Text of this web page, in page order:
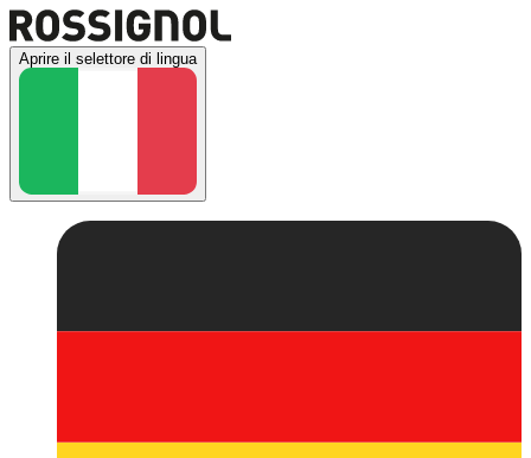
Aprire il selettore di lingua